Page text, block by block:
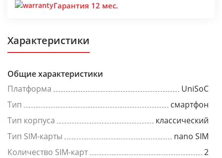
Гарантия 12 мес.
Характеристики
Общие характеристики
Платформа
UniSoC
Тип
смартфон
Тип корпуса
классический
Тип SIM-карты
nano SIM
Количество SIM-карт
2